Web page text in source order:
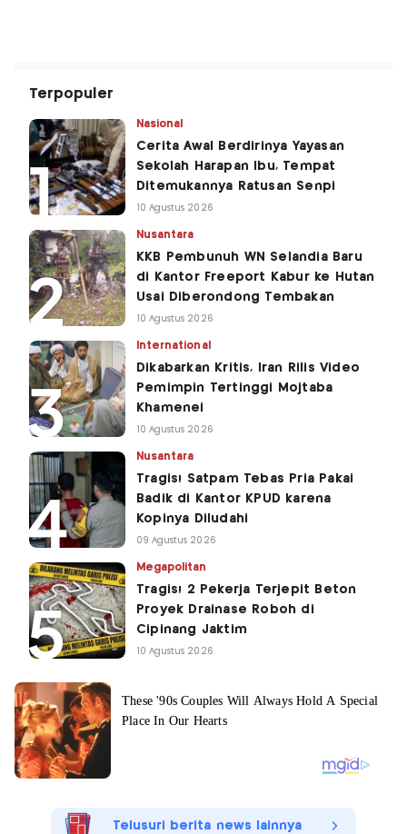
Terpopuler
Nasional
Cerita Awal Berdirinya Yayasan
Sekolah Harapan Ibu, Tempat
Ditemukannya Ratusan Senpi
10 Agustus 2026
Nusantara
KKB Pembunuh WN Selandia Baru
di Kantor Freeport Kabur ke Hutan
Usai Diberondong Tembakan
10 Agustus 2026
International
Dikabarkan Kritis, Iran Rilis Video
Pemimpin Tertinggi Mojtaba
Khamenei
10 Agustus 2026
Nusantara
Tragis! Satpam Tebas Pria Pakai
Badik di Kantor KPUD karena
Kopinya Diludahi
09 Agustus 2026
Megapolitan
Tragis! 2 Pekerja Terjepit Beton
Proyek Drainase Roboh di
Cipinang Jaktim
10 Agustus 2026
Telusuri berita news lainnya